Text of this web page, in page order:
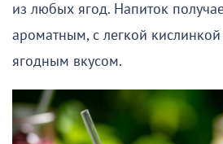
из любых ягод. Напиток
ароматным, с легкой
ягодным вкусом.